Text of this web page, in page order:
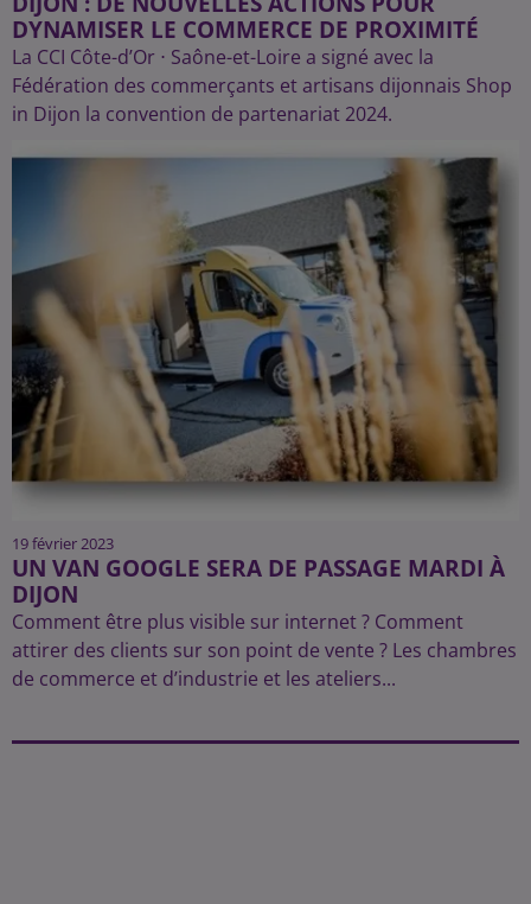
DYNAMISER LE COMMERCE DE PROXIMITÉ
La CCI Côte-d’Or ⋅ Saône-et-Loire a signé avec la
Fédération des commerçants et artisans dijonnais Shop
in Dijon la convention de partenariat 2024.
19 février 2023
UN VAN GOOGLE SERA DE PASSAGE MARDI À
DIJON
Comment être plus visible sur internet ? Comment
attirer des clients sur son point de vente ? Les chambres
de commerce et d’industrie et les ateliers...